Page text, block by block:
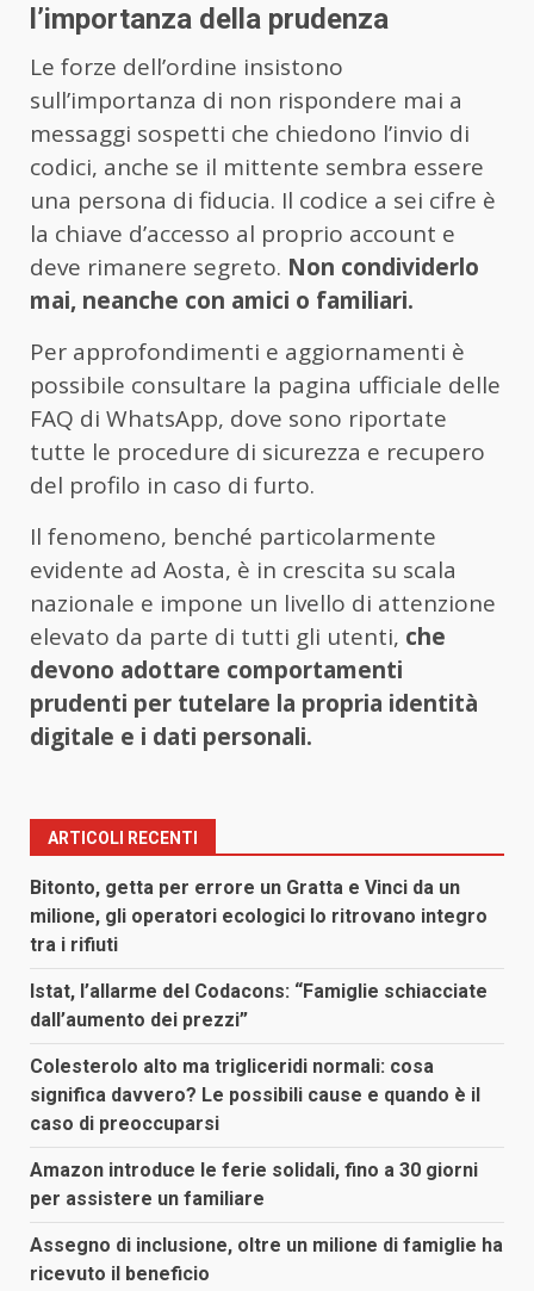
l’importanza della prudenza
Le forze dell’ordine insistono
sull’importanza di non rispondere mai a
messaggi sospetti che chiedono l’invio di
codici, anche se il mittente sembra essere
una persona di fiducia. Il codice a sei cifre è
la chiave d’accesso al proprio account e
deve rimanere segreto. Non condividerlo
mai, neanche con amici o familiari.
Per approfondimenti e aggiornamenti è
possibile consultare la pagina ufficiale delle
FAQ di WhatsApp, dove sono riportate
tutte le procedure di sicurezza e recupero
del profilo in caso di furto.
Il fenomeno, benché particolarmente
evidente ad Aosta, è in crescita su scala
nazionale e impone un livello di attenzione
elevato da parte di tutti gli utenti, che
devono adottare comportamenti
prudenti per tutelare la propria identità
digitale e i dati personali.
ARTICOLI RECENTI
Bitonto, getta per errore un Gratta e Vinci da un
milione, gli operatori ecologici lo ritrovano integro
tra i rifiuti
Istat, l’allarme del Codacons: “Famiglie schiacciate
dall’aumento dei prezzi”
Colesterolo alto ma trigliceridi normali: cosa
significa davvero? Le possibili cause e quando è il
caso di preoccuparsi
Amazon introduce le ferie solidali, fino a 30 giorni
per assistere un familiare
Assegno di inclusione, oltre un milione di famiglie ha
ricevuto il beneficio